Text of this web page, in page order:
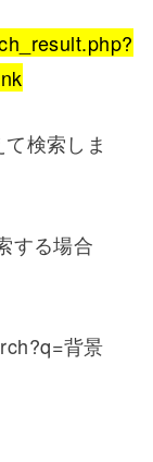
検索しま
する場合
背景